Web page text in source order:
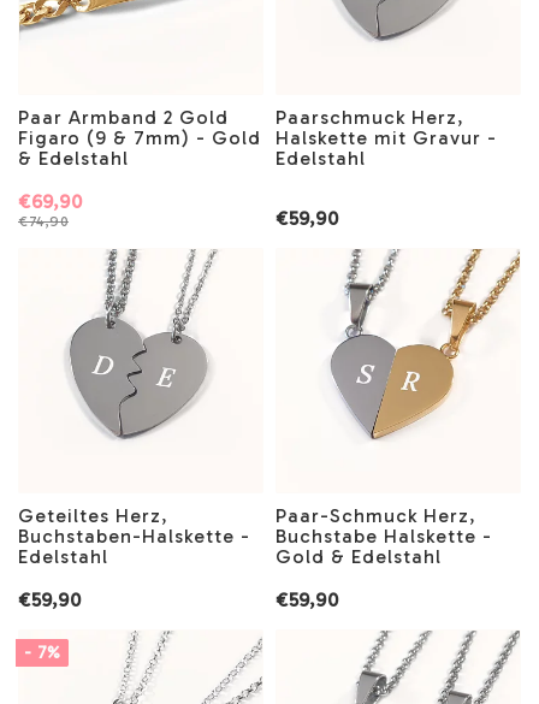
Paar Armband 2 Gold
Figaro (9 & 7mm) - Gold
& Edelstahl
€74,90
€69,90
Paarschmuck Herz,
Halskette mit Gravur -
Edelstahl
€59,90
Geteiltes Herz,
Buchstaben-Halskette -
Edelstahl
€59,90
Paar-Schmuck Herz,
Buchstabe Halskette -
Gold & Edelstahl
€59,90
- 7%